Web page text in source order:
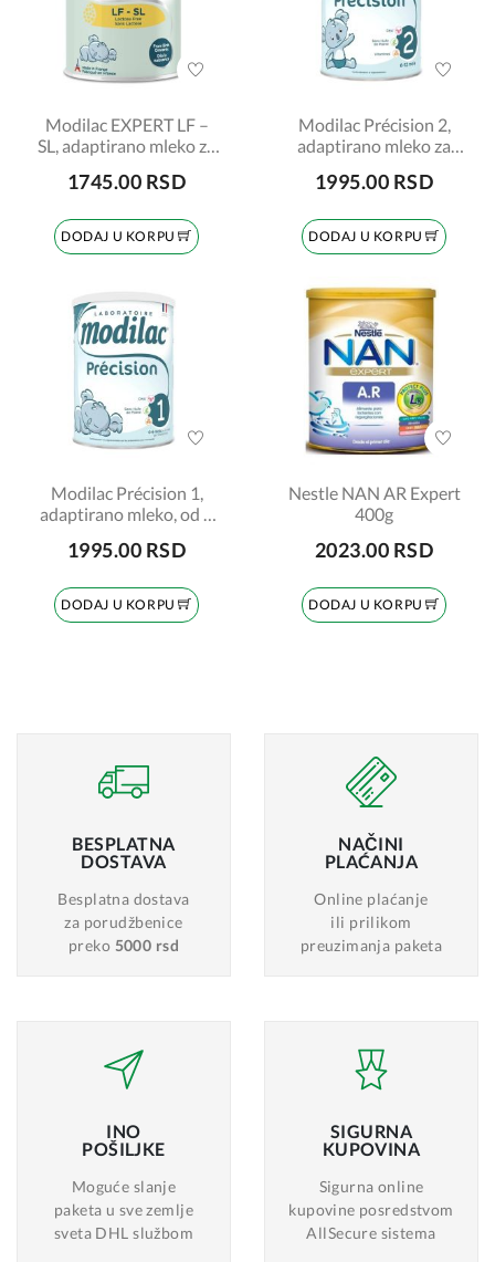
Modilac EXPERT LF –
SL, adaptirano mleko za
od rođenja, 400gr
1745.00 RSD
DODAJ U KORPU
Modilac Précision 2,
adaptirano mleko za
700gr
1995.00 RSD
DODAJ U KORPU
Modilac Précision 1,
adaptirano mleko, od 0
1995.00 RSD
DODAJ U KORPU
Nestle NAN AR Expert
400g
2023.00 RSD
DODAJ U KORPU
BESPLATNA
DOSTAVA
Besplatna dostava
za porudžbenice
preko 5000 rsd
NAČINI
PLAĆANJA
Online plaćanje
ili prilikom
preuzimanja paketa
INO
POŠILJKE
Moguće slanje
paketa u sve zemlje
sveta DHL službom
SIGURNA
KUPOVINA
Sigurna online
kupovine posredstvom
AllSecure sistema